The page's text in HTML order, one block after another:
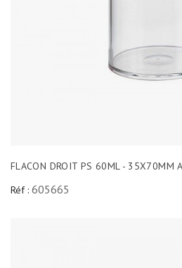
FLACON DROIT PS 60ML - 35X70MM
Réf : 605665